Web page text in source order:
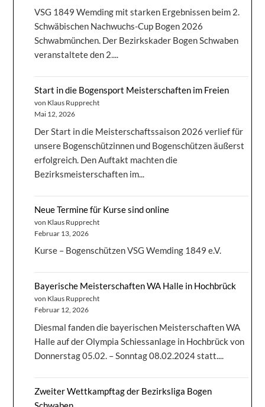
VSG 1849 Wemding mit starken Ergebnissen beim 2.
Schwäbischen Nachwuchs-Cup Bogen 2026
Schwabmünchen. Der Bezirkskader Bogen Schwaben
veranstaltete den 2....
Start in die Bogensport Meisterschaften im Freien
von Klaus Rupprecht
Mai 12, 2026
Der Start in die Meisterschaftssaison 2026 verlief für
unsere Bogenschützinnen und Bogenschützen äußerst
erfolgreich. Den Auftakt machten die
Bezirksmeisterschaften im...
Neue Termine für Kurse sind online
von Klaus Rupprecht
Februar 13, 2026
Kurse – Bogenschützen VSG Wemding 1849 e.V.
Bayerische Meisterschaften WA Halle in Hochbrück
von Klaus Rupprecht
Februar 12, 2026
Diesmal fanden die bayerischen Meisterschaften WA
Halle auf der Olympia Schiessanlage in Hochbrück von
Donnerstag 05.02. – Sonntag 08.02.2024 statt....
Zweiter Wettkampftag der Bezirksliga Bogen